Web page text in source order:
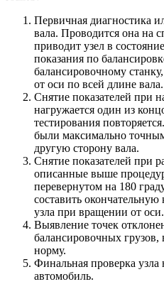
Первичная диагностика
вала. Проводится она на
приводит узел в
показания по
балансировочному
от оси по всей длине вала.
Снятие показателей при
нагружается один из
тестирования
были максимально
другую сторону вала.
Снятие показателей при
описанные выше
перевернутом на 180
составить
узла при вращении от оси.
Выявление точек
балансировочных
норму.
Финальная проверка узла
автомобиль.